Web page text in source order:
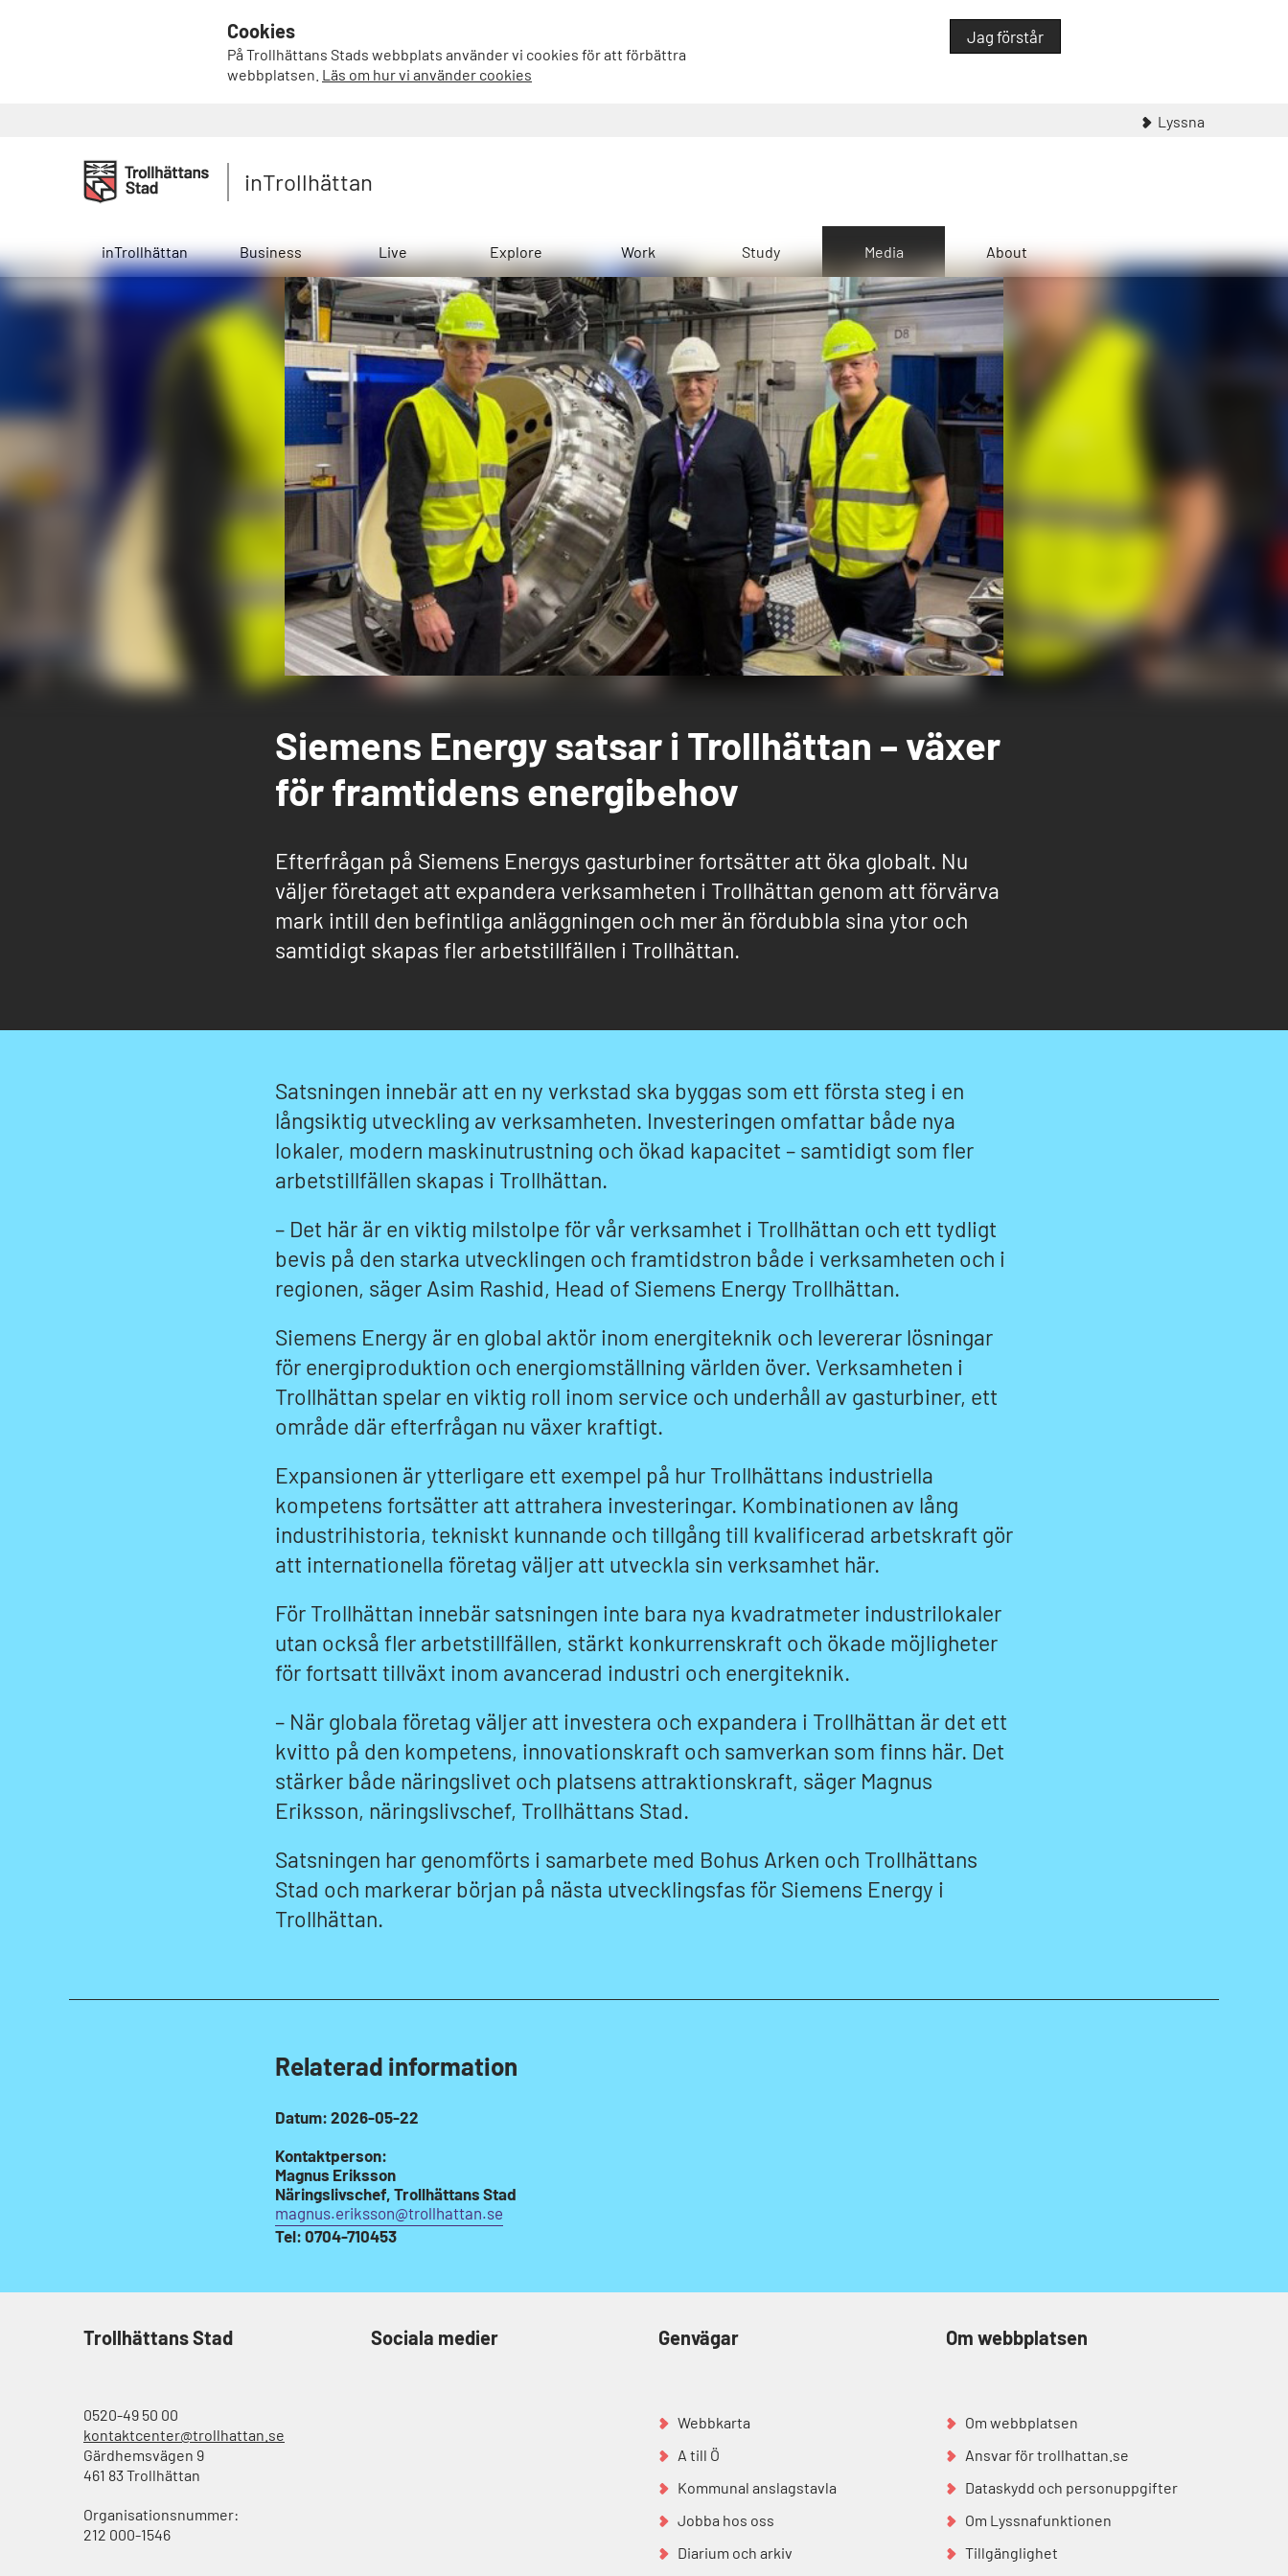
Cookies
På Trollhättans Stads webbplats använder vi cookies för att förbättra
webbplatsen. Läs om hur vi använder cookies
Jag förstår
Lyssna
inTrollhättan
inTrollhättan Business Live Explore Work Study Media About
Siemens Energy satsar i Trollhättan – växer
för framtidens energibehov
Efterfrågan på Siemens Energys gasturbiner fortsätter att öka globalt. Nu
väljer företaget att expandera verksamheten i Trollhättan genom att förvärva
mark intill den befintliga anläggningen och mer än fördubbla sina ytor och
samtidigt skapas fler arbetstillfällen i Trollhättan.
Satsningen innebär att en ny verkstad ska byggas som ett första steg i en
långsiktig utveckling av verksamheten. Investeringen omfattar både nya
lokaler, modern maskinutrustning och ökad kapacitet – samtidigt som fler
arbetstillfällen skapas i Trollhättan.
– Det här är en viktig milstolpe för vår verksamhet i Trollhättan och ett tydligt
bevis på den starka utvecklingen och framtidstron både i verksamheten och i
regionen, säger Asim Rashid, Head of Siemens Energy Trollhättan.
Siemens Energy är en global aktör inom energiteknik och levererar lösningar
för energiproduktion och energiomställning världen över. Verksamheten i
Trollhättan spelar en viktig roll inom service och underhåll av gasturbiner, ett
område där efterfrågan nu växer kraftigt.
Expansionen är ytterligare ett exempel på hur Trollhättans industriella
kompetens fortsätter att attrahera investeringar. Kombinationen av lång
industrihistoria, tekniskt kunnande och tillgång till kvalificerad arbetskraft gör
att internationella företag väljer att utveckla sin verksamhet här.
För Trollhättan innebär satsningen inte bara nya kvadratmeter industrilokaler
utan också fler arbetstillfällen, stärkt konkurrenskraft och ökade möjligheter
för fortsatt tillväxt inom avancerad industri och energiteknik.
– När globala företag väljer att investera och expandera i Trollhättan är det ett
kvitto på den kompetens, innovationskraft och samverkan som finns här. Det
stärker både näringslivet och platsens attraktionskraft, säger Magnus
Eriksson, näringslivschef, Trollhättans Stad.
Satsningen har genomförts i samarbete med Bohus Arken och Trollhättans
Stad och markerar början på nästa utvecklingsfas för Siemens Energy i
Trollhättan.
Relaterad information
Datum: 2026-05-22
Kontaktperson:
Magnus Eriksson
Näringslivschef, Trollhättans Stad
magnus.eriksson@trollhattan.se
Tel: 0704-710453
Trollhättans Stad
0520-49 50 00
kontaktcenter@trollhattan.se
Gärdhemsvägen 9
461 83 Trollhättan
Organisationsnummer:
212 000-1546
Sociala medier Genvägar
Webbkarta
A till Ö
Kommunal anslagstavla
Jobba hos oss
Diarium och arkiv
Om webbplatsen
Om webbplatsen
Ansvar för trollhattan.se
Dataskydd och personuppgifter
Om Lyssnafunktionen
Tillgänglighet